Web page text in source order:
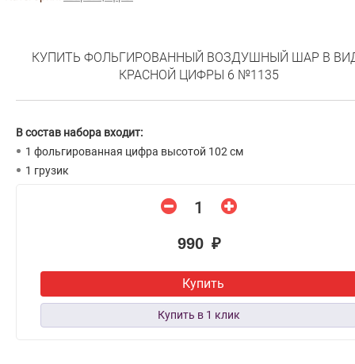
КУПИТЬ ФОЛЬГИРОВАННЫЙ ВОЗДУШНЫЙ ШАР В
КРАСНОЙ ЦИФРЫ 6 №1135
В состав набора входит:
1 фольгированная цифра высотой 102 см
1 грузик
990 ₽
Купить